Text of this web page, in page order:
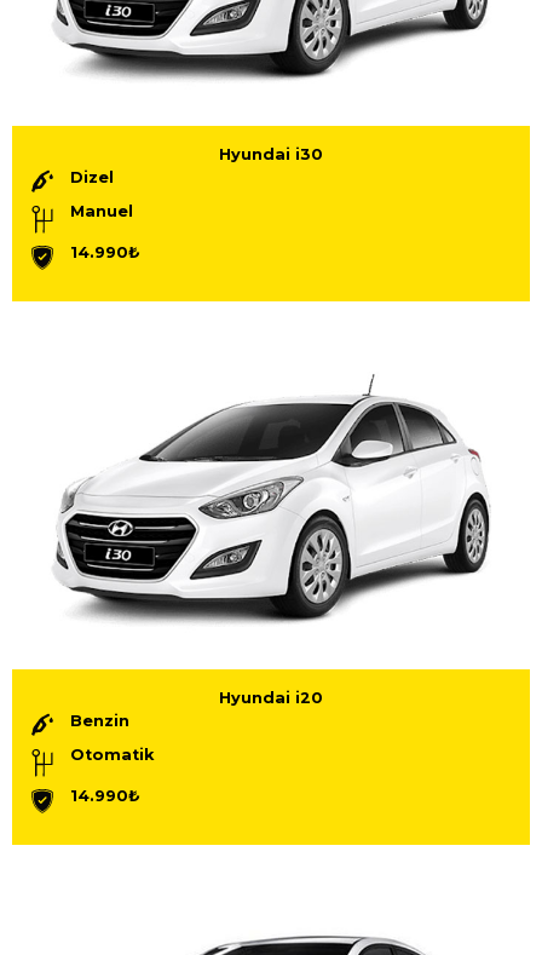
Hyundai i30
Dizel
Manuel
14.990₺
Hyundai i20
Benzin
Otomatik
14.990₺